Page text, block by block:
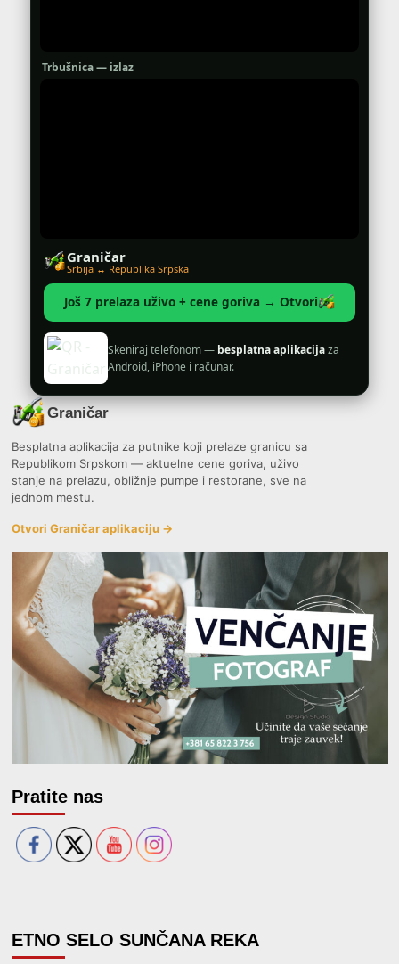
Trbušnica — izlaz
Graničar
Srbija ↔ Republika Srpska
Još 7 prelaza uživo + cene goriva → Otvori
Skeniraj telefonom — besplatna aplikacijaza
Android, iPhone i računar.
Graničar
Besplatna aplikacija za putnike koji prelaze granicu sa
Republikom Srpskom — aktuelne cene goriva, uživo
stanje na prelazu, obližnje pumpe i restorane, sve na
jednom mestu.
Otvori Graničar aplikaciju →
Pratite nas
ETNO SELO SUNČANA REKA